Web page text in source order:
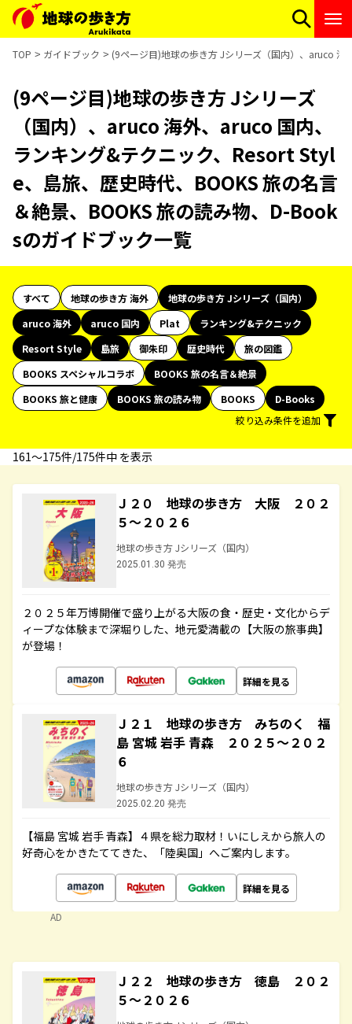
TOP ガイドブック (9ページ目)地球の歩き方 Jシリーズ（国内）、aruco
(9ページ目)地球の歩き方 Jシリーズ
（国内）、aruco 海外、aruco 国内、
ランキング&テクニック、Resort Styl
e、島旅、歴史時代、BOOKS 旅の名言
＆絶景、BOOKS 旅の読み物、D-Book
sのガイドブック一覧
すべて 地球の歩き方 海外
地球の歩き方 Jシリーズ（国内）
aruco 海外
aruco 国内 Plat
ランキング&テクニック
Resort Style
島旅 御朱印 歴史時代
旅の図鑑
BOOKS スペシャルコラボ
BOOKS 旅の名言＆絶景
BOOKS 旅と健康
BOOKS 旅の読み物 BOOKS
D-Books
絞り込み条件を追加
161〜175件/175件中 を表示
Ｊ２０ 地球の歩き方 大阪 ２０２
５～２０２６
地球の歩き方 Jシリーズ（国内）
2025.01.30 発売
２０２５年万博開催で盛り上がる大阪の食・歴史・文化からデ
ィープな体験まで深堀りした、地元愛満載の【大阪の旅事典】
が登場！
詳細を見る
Ｊ２１ 地球の歩き方 みちのく 福
島 宮城 岩手 青森 ２０２５～２０２
６
地球の歩き方 Jシリーズ（国内）
2025.02.20 発売
【福島 宮城 岩手 青森】４県を総力取材！いにしえから旅人の
好奇心をかきたててきた、「陸奥国」へご案内します。
詳細を見る
AD
Ｊ２２ 地球の歩き方 徳島 ２０２
５～２０２６